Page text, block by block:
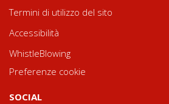
Termini di utilizzo del sito
Accessibilità
WhistleBlowing
Preferenze cookie
SOCIAL